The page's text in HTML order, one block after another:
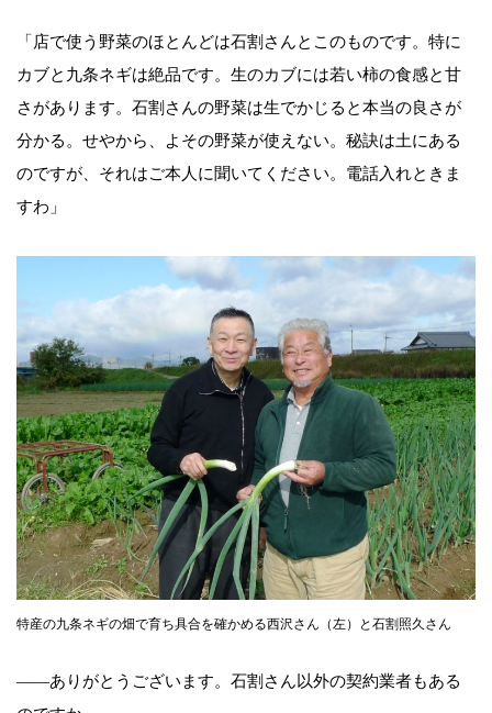
「店で使う野菜のほとんどは石割さんとこのものです。特に
カブと九条ネギは絶品です。生のカブには若い柿の食感と甘
さがあります。石割さんの野菜は生でかじると本当の良さが
分かる。せやから、よその野菜が使えない。秘訣は土にある
のですが、それはご本人に聞いてください。電話入れときま
すわ」
特産の九条ネギの畑で育ち具合を確かめる西沢さん（左）と石割照久さん
――ありがとうございます。石割さん以外の契約業者もある